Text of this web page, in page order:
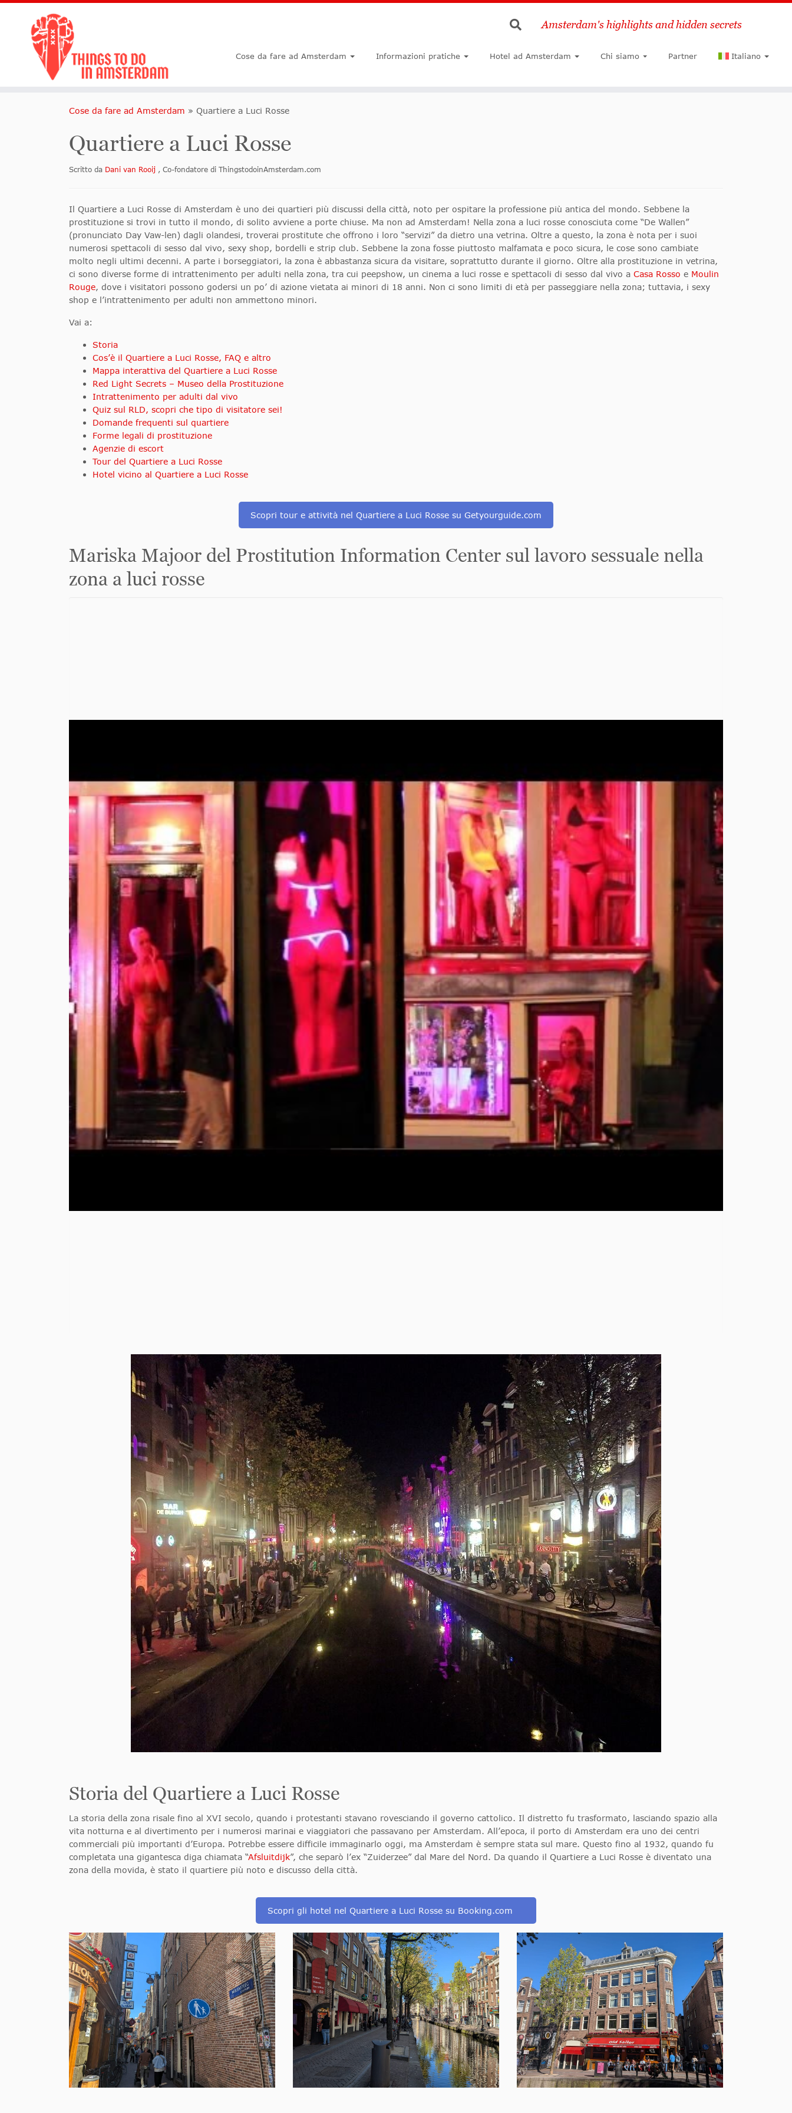
Ricerca
Amsterdam's highlights and hidden secrets
Cose da fare ad Amsterdam Informazioni pratiche Hotel ad Amsterdam Chi siamo Partner Italiano
Cose da fare ad Amsterdam » Quartiere a Luci Rosse
Quartiere a Luci Rosse
Scritto da Dani van Rooij , Co-fondatore di ThingstodoinAmsterdam.com
Il Quartiere a Luci Rosse di Amsterdam è uno dei quartieri più discussi della città, noto per ospitare la professione più antica del mondo. Sebbene la
prostituzione si trovi in tutto il mondo, di solito avviene a porte chiuse. Ma non ad Amsterdam! Nella zona a luci rosse conosciuta come “De Wallen”
(pronunciato Day Vaw-len) dagli olandesi, troverai prostitute che offrono i loro “servizi” da dietro una vetrina. Oltre a questo, la zona è nota per i suoi
numerosi spettacoli di sesso dal vivo, sexy shop, bordelli e strip club. Sebbene la zona fosse piuttosto malfamata e poco sicura, le cose sono cambiate
molto negli ultimi decenni. A parte i borseggiatori, la zona è abbastanza sicura da visitare, soprattutto durante il giorno. Oltre alla prostituzione in vetrina,
ci sono diverse forme di intrattenimento per adulti nella zona, tra cui peepshow, un cinema a luci rosse e spettacoli di sesso dal vivo a Casa Rosso e Moulin
Rouge, dove i visitatori possono godersi un po’ di azione vietata ai minori di 18 anni. Non ci sono limiti di età per passeggiare nella zona; tuttavia, i sexy
shop e l’intrattenimento per adulti non ammettono minori.
Vai a:
Storia
Cos’è il Quartiere a Luci Rosse, FAQ e altro
Mappa interattiva del Quartiere a Luci Rosse
Red Light Secrets – Museo della Prostituzione
Intrattenimento per adulti dal vivo
Quiz sul RLD, scopri che tipo di visitatore sei!
Domande frequenti sul quartiere
Forme legali di prostituzione
Agenzie di escort
Tour del Quartiere a Luci Rosse
Hotel vicino al Quartiere a Luci Rosse
Scopri tour e attività nel Quartiere a Luci Rosse su Getyourguide.com
Mariska Majoor del Prostitution Information Center sul lavoro sessuale nella
zona a luci rosse
Storia del Quartiere a Luci Rosse
La storia della zona risale fino al XVI secolo, quando i protestanti stavano rovesciando il governo cattolico. Il distretto fu trasformato, lasciando spazio alla
vita notturna e al divertimento per i numerosi marinai e viaggiatori che passavano per Amsterdam. All’epoca, il porto di Amsterdam era uno dei centri
commerciali più importanti d’Europa. Potrebbe essere difficile immaginarlo oggi, ma Amsterdam è sempre stata sul mare. Questo fino al 1932, quando fu
completata una gigantesca diga chiamata “Afsluitdijk”, che separò l’ex “Zuiderzee” dal Mare del Nord. Da quando il Quartiere a Luci Rosse è diventato una
zona della movida, è stato il quartiere più noto e discusso della città.
Scopri gli hotel nel Quartiere a Luci Rosse su Booking.com